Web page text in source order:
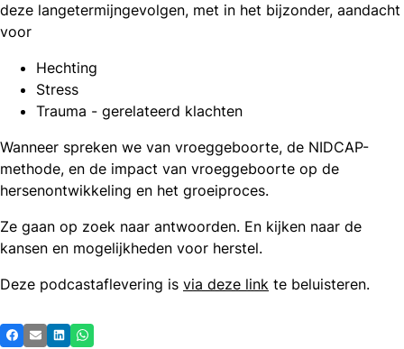
deze langetermijngevolgen, met in het bijzonder, aandacht
voor
Hechting
Stress
Trauma - gerelateerd klachten
Wanneer spreken we van vroeggeboorte, de NIDCAP-
methode, en de impact van vroeggeboorte op de
hersenontwikkeling en het groeiproces.
Ze gaan op zoek naar antwoorden. En kijken naar de
kansen en mogelijkheden voor herstel.
Deze podcastaflevering is via deze link te beluisteren.
DeelFacebook
E-mailLinkedInWhatsapp